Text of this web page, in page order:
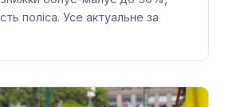
поліса. Усе актуальне за